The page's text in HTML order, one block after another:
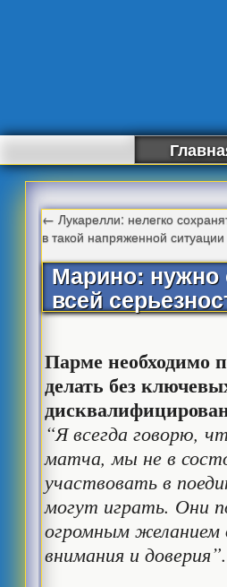
← Лукарелли: нелегко
в такой напряженной ситуации
Марино: нужно
всей
Парме необходимо
делать без
“Я всегда говорю,
матча, мы не в
участвовать в
могут играть. Они
огромным
внимания и доверия”.